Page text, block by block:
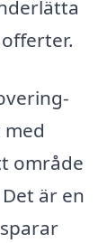
område
är en